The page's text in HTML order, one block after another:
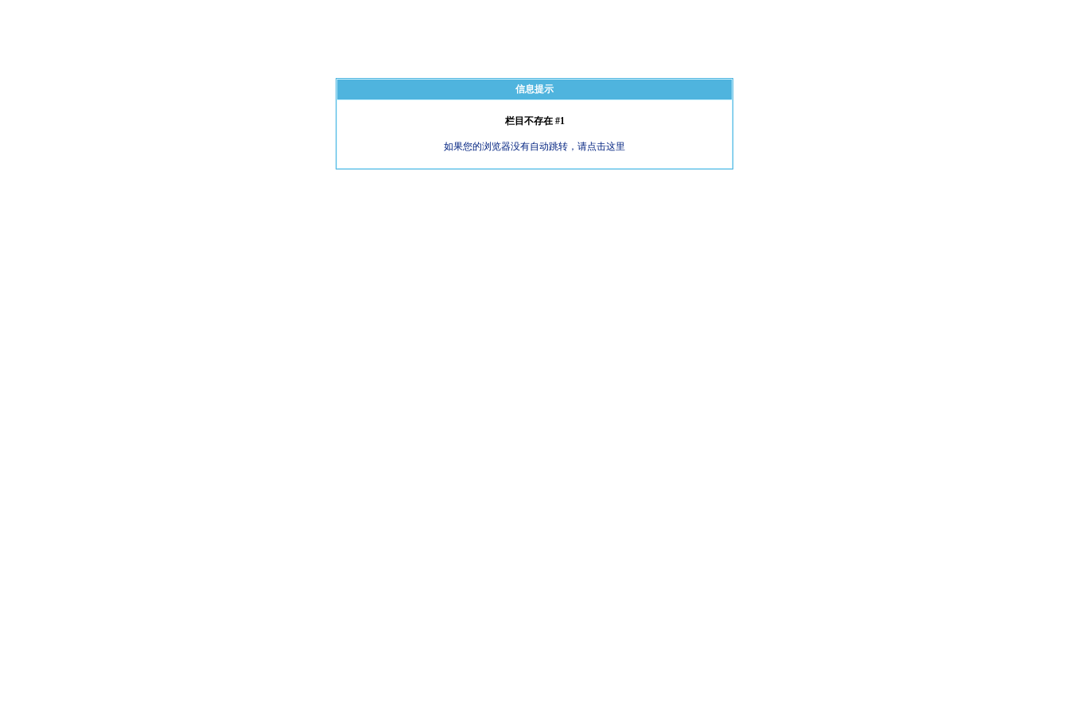
信息提示
栏目不存在 #1
如果您的浏览器没有自动跳转，请点击这里